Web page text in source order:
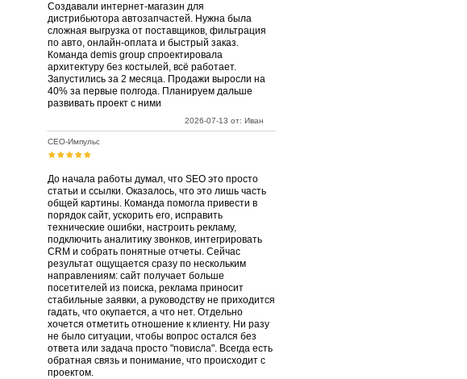
Создавали интернет-магазин для
дистрибьютора автозапчастей. Нужна была
сложная выгрузка от поставщиков, фильтрация
по авто, онлайн-оплата и быстрый заказ.
Команда demis group спроектировала
архитектуру без костылей, всё работает.
Запустились за 2 месяца. Продажи выросли на
40% за первые полгода. Планируем дальше
развивать проект с ними
2026-07-13 от: Иван
СЕО-Импульс
До начала работы думал, что SEO это просто
статьи и ссылки. Оказалось, что это лишь часть
общей картины. Команда помогла привести в
порядок сайт, ускорить его, исправить
технические ошибки, настроить рекламу,
подключить аналитику звонков, интегрировать
CRM и собрать понятные отчеты. Сейчас
результат ощущается сразу по нескольким
направлениям: сайт получает больше
посетителей из поиска, реклама приносит
стабильные заявки, а руководству не приходится
гадать, что окупается, а что нет. Отдельно
хочется отметить отношение к клиенту. Ни разу
не было ситуации, чтобы вопрос остался без
ответа или задача просто "повисла". Всегда есть
обратная связь и понимание, что происходит с
проектом.